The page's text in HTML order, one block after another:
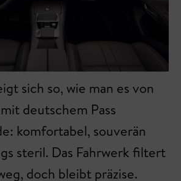
sich so, wie man es von
deutschem Pass
komfortabel, souverän
steril. Das Fahrwerk filtert
doch bleibt präzise.